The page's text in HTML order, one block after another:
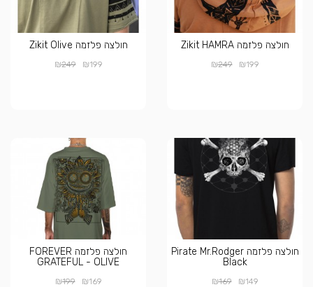
חולצה פלזמה Zikit HAMRA
₪199
₪249
חולצה פלזמה Zikit Olive
₪199
₪249
חולצה פלזמה Pirate Mr.Rodger
Black
₪149
₪169
חולצה פלזמה FOREVER
GRATEFUL - OLIVE
₪169
₪199